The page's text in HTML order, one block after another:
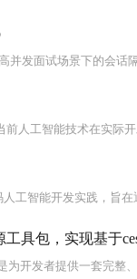
并发面试场景下的会话
（LLM）如ChatGPT深度集成到各类网站和应用程序之中，实现智能化、自动
发实践，旨在通过简单直观的操
具包，实现基于